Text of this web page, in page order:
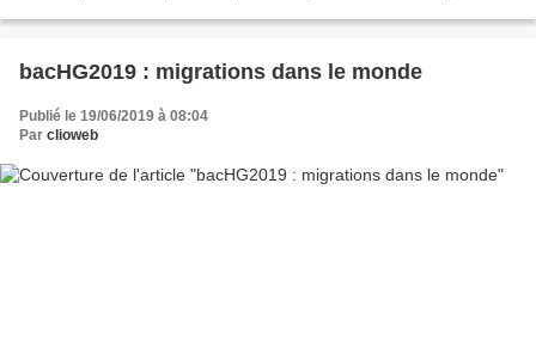
bacHG2019 : migrations dans le monde
Publié le 19/06/2019 à 08:04
Par clioweb